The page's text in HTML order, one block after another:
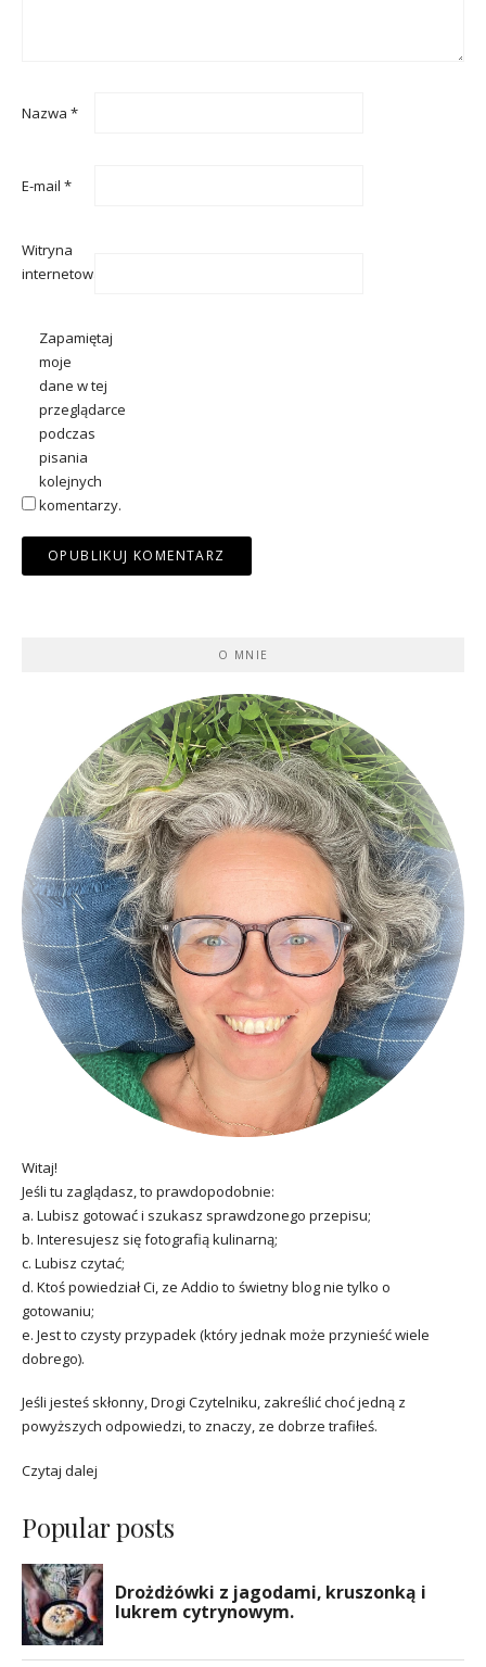
Nazwa *
E-mail *
Witryna
internetowa
Zapamiętaj
moje
dane w tej
przeglądarce
podczas
pisania
kolejnych
komentarzy.
O MNIE
Witaj!
Jeśli tu zaglądasz, to prawdopodobnie:
a. Lubisz gotować i szukasz sprawdzonego przepisu;
b. Interesujesz się fotografią kulinarną;
c. Lubisz czytać;
d. Ktoś powiedział Ci, ze Addio to świetny blog nie tylko o
gotowaniu;
e. Jest to czysty przypadek (który jednak może przynieść wiele
dobrego).
Jeśli jesteś skłonny, Drogi Czytelniku, zakreślić choć jedną z
powyższych odpowiedzi, to znaczy, ze dobrze trafiłeś.
Czytaj dalej
Popular posts